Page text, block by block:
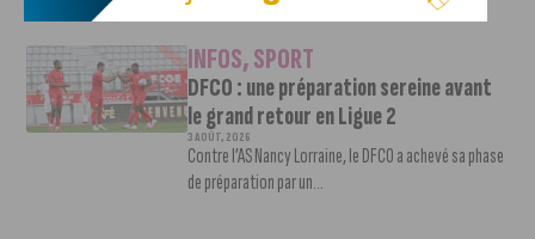
INFOS,SPORT
DFCO : une préparation sereine avant
le grand retour en Ligue 2
3 AOÛT, 2026
Contre l’AS Nancy Lorraine, le DFCO a achevé sa phase
de préparation par un...